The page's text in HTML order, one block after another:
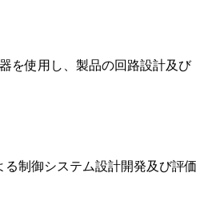
を使用し、製品の回路設計及び
る制御システム設計開発及び評価